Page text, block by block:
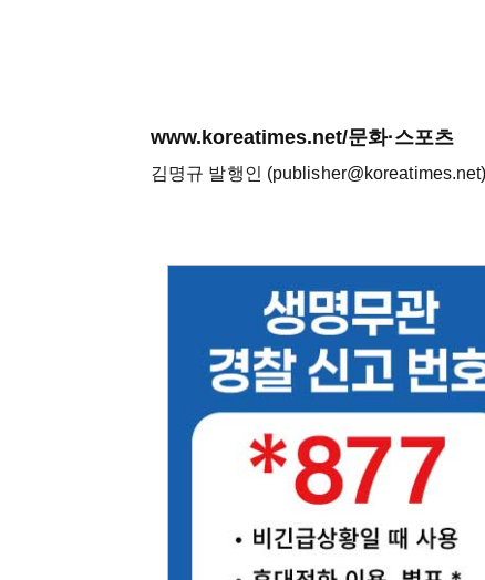
www.koreatimes.net/문화·스포츠
김명규 발행인 (publisher@koreatimes.net)